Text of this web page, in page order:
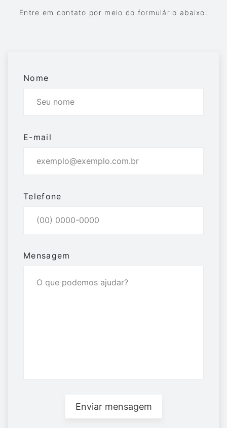
Entre em contato por meio do formulário abaixo:
Nome
E-mail
Telefone
Mensagem
Enviar mensagem